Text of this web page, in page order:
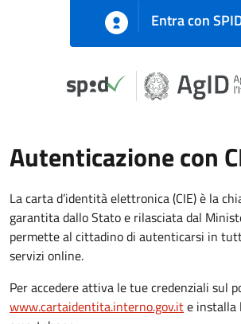
Entra con
Autenticazione con
La carta d’identità elettronica (CIE) è la
garantita dallo Stato e rilasciata dal
permette al cittadino di autenticarsi in
servizi online.
Per accedere attiva le tue credenziali sul
www.cartaidentita.interno.gov.ite installa